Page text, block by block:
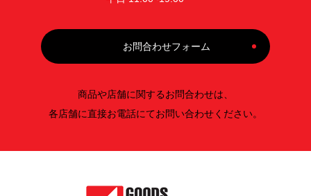
お問合わせフォーム
商品や店舗に関するお問合わせは、
各店舗に直接お電話にてお問い合わせください。